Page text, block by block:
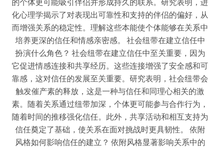
的个体更可能吸引伴侣并形成持久的联系。研究表明，进
化心理学揭示了对表现出可靠性和支持的伴侣的偏好，从
而增强关系的稳定性。理解这些本能使个体能够在关系中
培养更深的信任和情感亲密感。 社会纽带在建立信任中
扮演什么角色？ 社会纽带在建立信任中至关重要，因为
它促进情感连接和共享经历。这些连接增强了安全感和可
靠感，这对信任的发展至关重要。研究表明，社会纽带会
触发催产素的释放，这是一种与信任和同理心相关的激
素。随着关系通过纽带加深，个体更可能参与合作行为，
随着时间的推移强化信任。此外，共享活动和相互支持为
信任奠定了基础，使关系在面对挑战时更具韧性。 依附
风格如何影响信任的建立？ 依附风格显著影响关系中的